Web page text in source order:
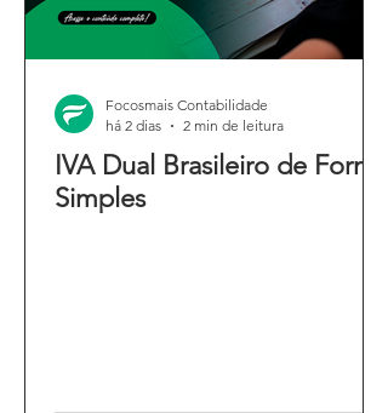
IVA Dual Brasileiro de Forma
Simples
Focosmais Contabilidade
há 2 dias
2 min de leitura